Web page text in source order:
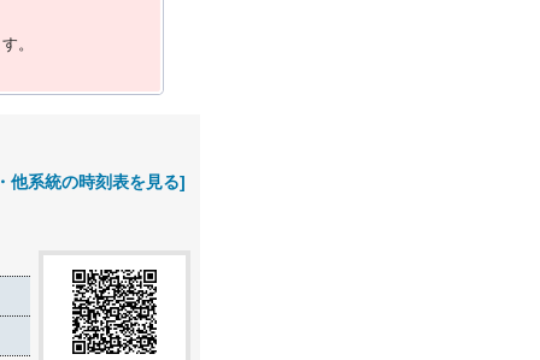
。
他系統の時刻表を見る]